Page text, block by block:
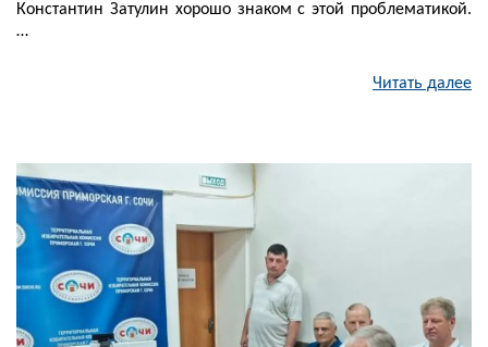
Константин Затулин хорошо знаком с этой проблематикой.
…
Читать далее